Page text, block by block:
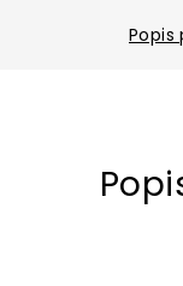
Popis